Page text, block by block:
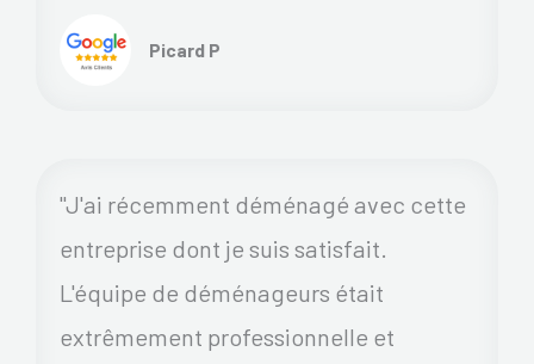
Picard P
"J'ai récemment déménagé avec cette
entreprise dont je suis satisfait.
L'équipe de déménageurs était
extrêmement professionnelle et